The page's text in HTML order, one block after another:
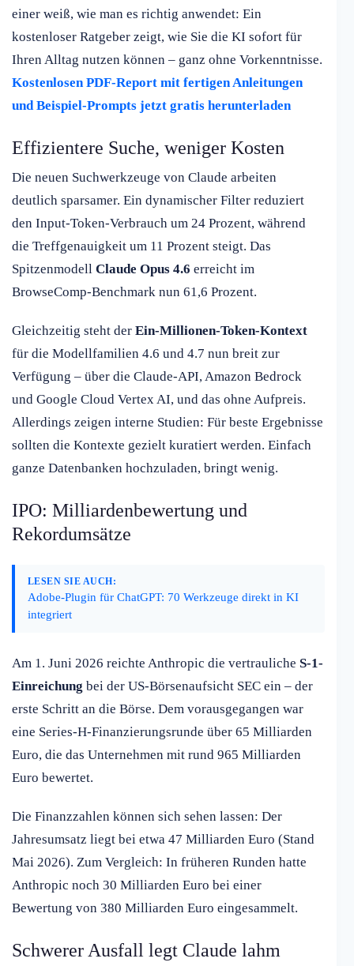
einer weiß, wie man es richtig anwendet: Ein
kostenloser Ratgeber zeigt, wie Sie die KI sofort für
Ihren Alltag nutzen können – ganz ohne Vorkenntnisse.
Kostenlosen PDF-Report mit fertigen Anleitungen
und Beispiel-Prompts jetzt gratis herunterladen
Effizientere Suche, weniger Kosten
Die neuen Suchwerkzeuge von Claude arbeiten
deutlich sparsamer. Ein dynamischer Filter reduziert
den Input-Token-Verbrauch um 24 Prozent, während
die Treffgenauigkeit um 11 Prozent steigt. Das
Spitzenmodell Claude Opus 4.6 erreicht im
BrowseComp-Benchmark nun 61,6 Prozent.
Gleichzeitig steht der Ein-Millionen-Token-Kontext
für die Modellfamilien 4.6 und 4.7 nun breit zur
Verfügung – über die Claude-API, Amazon Bedrock
und Google Cloud Vertex AI, und das ohne Aufpreis.
Allerdings zeigen interne Studien: Für beste Ergebnisse
sollten die Kontexte gezielt kuratiert werden. Einfach
ganze Datenbanken hochzuladen, bringt wenig.
IPO: Milliardenbewertung und
Rekordumsätze
LESEN SIE AUCH:
Adobe-Plugin für ChatGPT: 70 Werkzeuge direkt in KI
integriert
Am 1. Juni 2026 reichte Anthropic die vertrauliche S-1-
Einreichung bei der US-Börsenaufsicht SEC ein – der
erste Schritt an die Börse. Dem vorausgegangen war
eine Series-H-Finanzierungsrunde über 65 Milliarden
Euro, die das Unternehmen mit rund 965 Milliarden
Euro bewertet.
Die Finanzzahlen können sich sehen lassen: Der
Jahresumsatz liegt bei etwa 47 Milliarden Euro (Stand
Mai 2026). Zum Vergleich: In früheren Runden hatte
Anthropic noch 30 Milliarden Euro bei einer
Bewertung von 380 Milliarden Euro eingesammelt.
Schwerer Ausfall legt Claude lahm